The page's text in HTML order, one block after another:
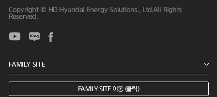
Copyright © HD Hyundai Energy Solutions., Ltd.All Rights
Reserved.
FAMILY SITE 이동 (클릭)